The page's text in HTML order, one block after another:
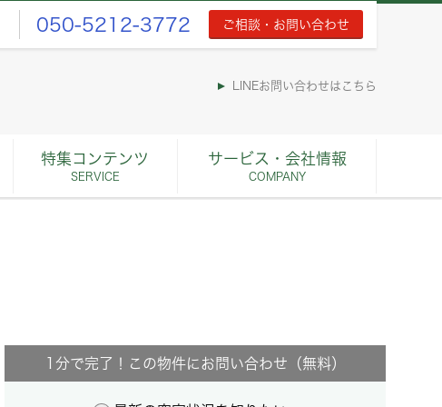
050-5212-3772 ご相談・お問い合わせ
LINEお問い合わせはこちら
特集コンテンツ
SERVICE
サービス・会社情報
COMPANY
1分で完了！この物件にお問い合わせ（無料）